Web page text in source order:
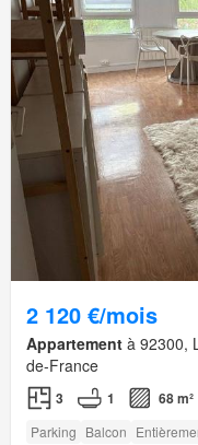
2 120 €/mois
Appartement à 92300,
de-France
3 1 68 m²
Parking Balcon